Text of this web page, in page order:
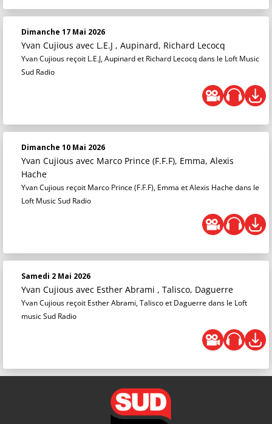
Dimanche 17 Mai 2026
Yvan Cujious avec L.E.J , Aupinard, Richard Lecocq
Yvan Cujious reçoit L.E.J, Aupinard et Richard Lecocq dans le Loft Music
Sud Radio
Dimanche 10 Mai 2026
Yvan Cujious avec Marco Prince (F.F.F), Emma, Alexis
Hache
Yvan Cujious reçoit Marco Prince (F.F.F), Emma et Alexis Hache dans le
Loft Music Sud Radio
Samedi 2 Mai 2026
Yvan Cujious avec Esther Abrami , Talisco, Daguerre
Yvan Cujious reçoit Esther Abrami, Talisco et Daguerre dans le Loft
music Sud Radio